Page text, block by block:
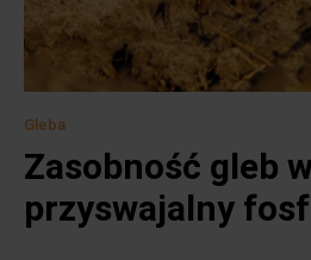
Gleba
Zasobność gleb
przyswajalny